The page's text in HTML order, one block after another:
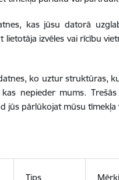
kas jūsu datorā
lietotāja izvēles vai rīcību
ko uztur
nepieder mums.
jūs pārlūkojat mūsu tīmekļa
Tips